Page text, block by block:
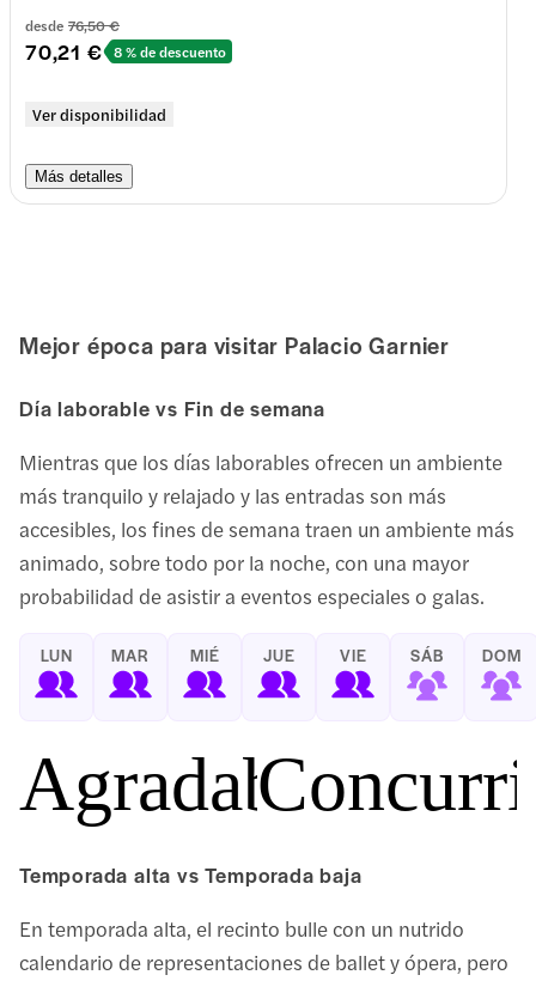
desde 76,50 €
70,21 € 8 % de descuento
Ver disponibilidad
Más detalles
Mejor época para visitar Palacio Garnier
Día laborable vs Fin de semana
Mientras que los días laborables ofrecen un ambiente
más tranquilo y relajado y las entradas son más
accesibles, los fines de semana traen un ambiente más
animado, sobre todo por la noche, con una mayor
probabilidad de asistir a eventos especiales o galas.
LUN MAR MIÉ JUE VIE SÁB DOM
Agradable
Temporada alta vs Temporada baja
En temporada alta, el recinto bulle con un nutrido
calendario de representaciones de ballet y ópera, pero